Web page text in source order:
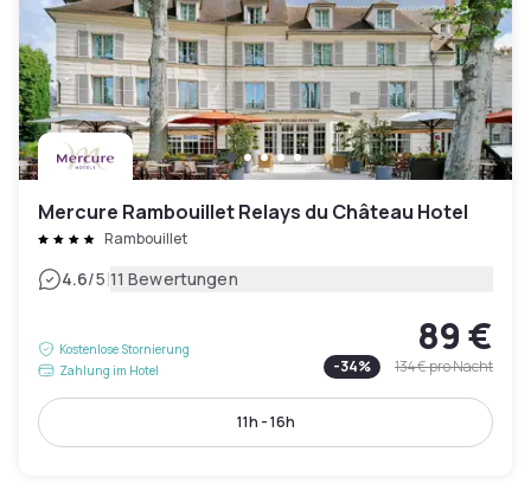
Mercure Rambouillet Relays du Château Hotel
Rambouillet
4.6/5|11 Bewertungen
Kostenlose Stornierung
Zahlung im Hotel
89 €
-34% 134 €pro Nacht
11h - 16h